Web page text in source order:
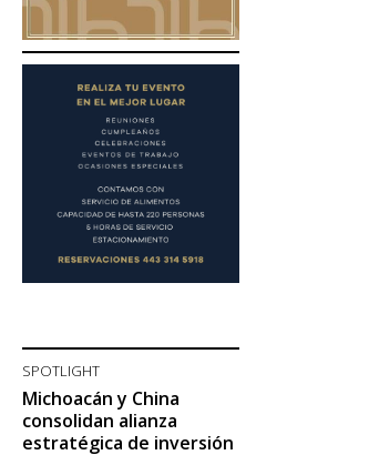
SPOTLIGHT
Michoacán y China
consolidan alianza
estratégica de inversión